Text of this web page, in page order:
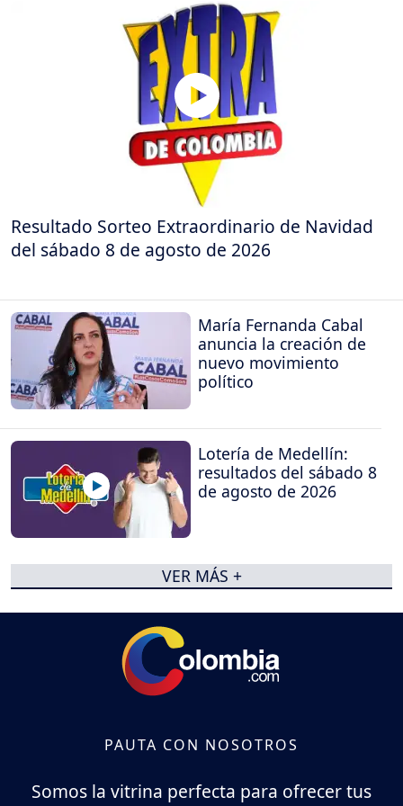
Resultado Sorteo Extraordinario de Navidad
del sábado 8 de agosto de 2026
María Fernanda Cabal
anuncia la creación de
nuevo movimiento
político
Lotería de Medellín:
resultados del sábado 8
de agosto de 2026
VER MÁS +
PAUTA CON NOSOTROS
Somos la vitrina perfecta para ofrecer tus